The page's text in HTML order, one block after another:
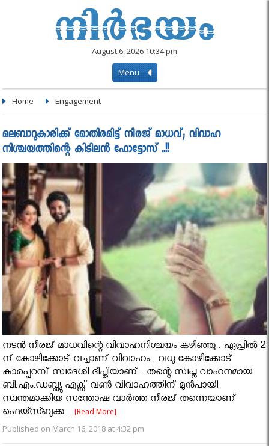
August 6, 2026 10:34 pm
Menu
Home Engagement
മലബാറുകാരിക്ക് മോതിരമിട്ട് നീരജ് മാധവ്; വിവാഹ
നിശ്ചയത്തിന്റെ കിടിലൻ ഫോട്ടോസ് ..!!
നടൻ നീരജ് മാധവിന്റെ വിവാഹനിശ്ചയം കഴിഞ്ഞു . ഏപ്രിൽ 2
ന് കോഴിക്കോട് വച്ചാണ് വിവാഹം . വധു കോഴിക്കോട്
കാരപ്പറമ്പ് സ്വദേശി ദീപ്തിയാണ് . തന്റെ സ്വപ്ന വാഹനമായ
ബി.എം.ഡബ്ല്യു എക്സ് വൺ വിവാഹത്തിന് മുൻപായി
സ്വന്തമാക്കിയ സന്തോഷ വാർത്ത നീരജ് തന്നെയാണ്
ഫെയ്സ്ബുക്ക...[Read More]
Published on March 16, 2018 at 4:32 pm